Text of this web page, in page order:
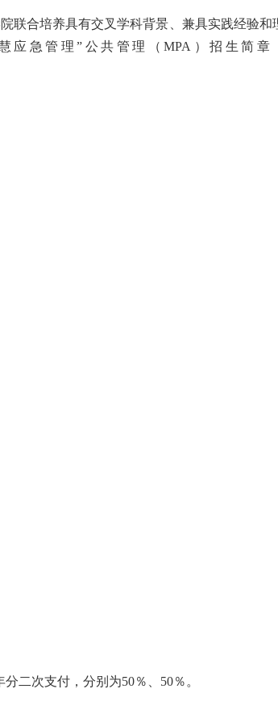
联合培养具有交叉学科背景、兼具实践经验和
应急管理”公共管理（MPA）招生简章
二次支付，分别为50％、50％。